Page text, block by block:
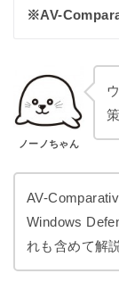
※AV-
ノーノちゃん
AV-
Windows
れも含めて解